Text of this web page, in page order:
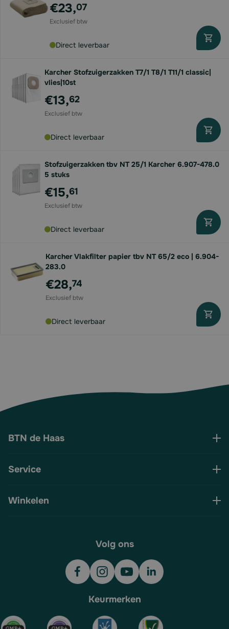
€23,07
Direct leverbaar
Karcher Stofzuigerzakken T7/1 T8/1 T11/1 classic|
vlies|10st
€13,62
Direct leverbaar
Stofzuigerzakken tbv NT 25/1 Karcher 6.907-478.0
5 stuks
€15,61
Direct leverbaar
Karcher Vlakfilter papier tbv NT 65/2 eco | 6.904-
283.0
€28,74
Direct leverbaar
BTN de Haas
Service
Winkelen
Volg ons
Keurmerken